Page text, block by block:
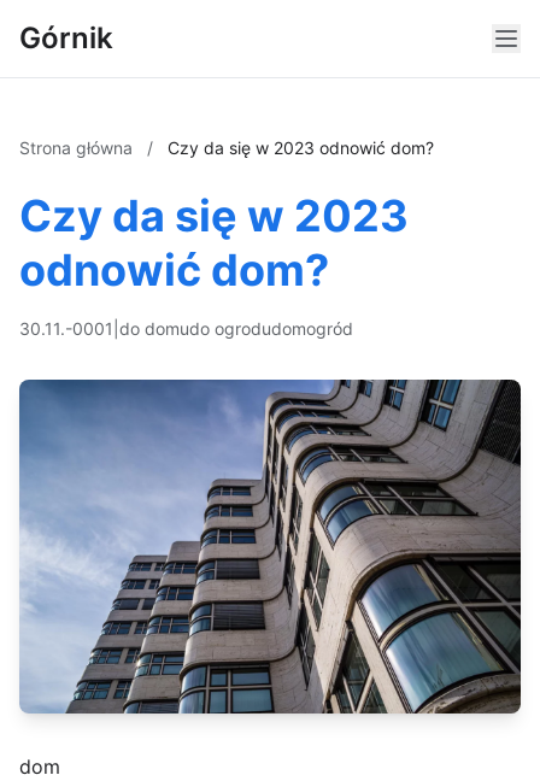
Górnik
Strona główna / Czy da się w 2023 odnowić dom?
Czy da się w 2023
odnowić dom?
30.11.-0001 do domudo ogrodudomogród
dom